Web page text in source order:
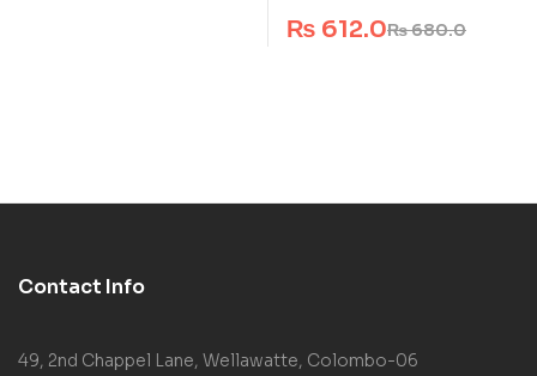
₨680.0
₨ 612.0
Contact Info
49, 2nd Chappel Lane, Wellawatte, Colombo-06